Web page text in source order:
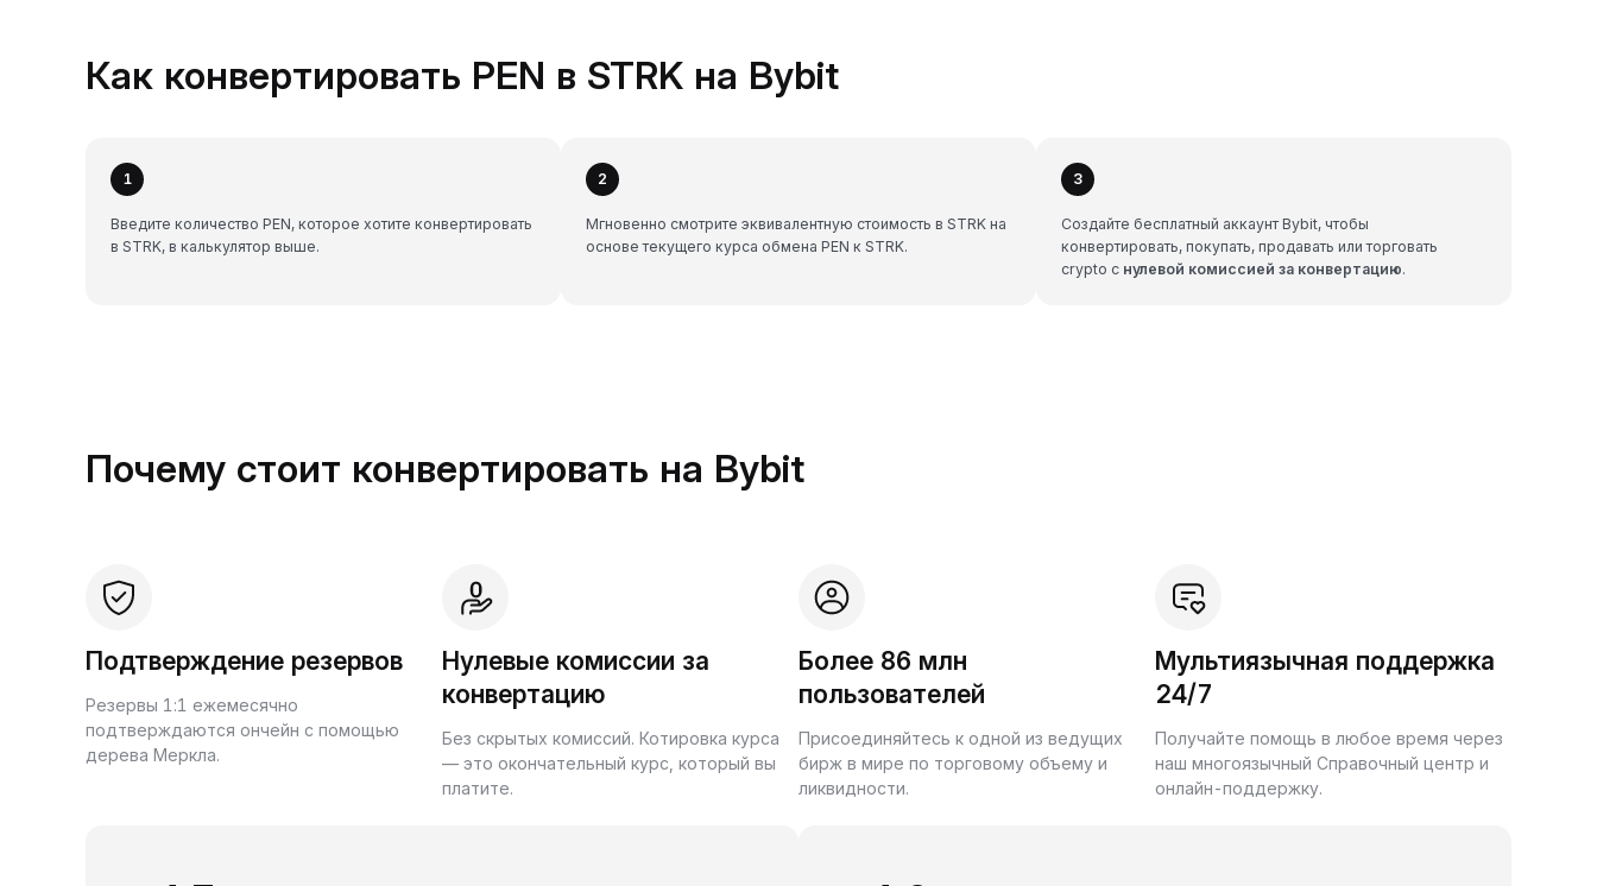
Как конвертировать PEN в STRK на Bybit
1
Введите количество PEN, которое хотите конвертировать
в STRK, в калькулятор выше.
2
Мгновенно смотрите эквивалентную стоимость в STRK на
основе текущего курса обмена PEN к STRK.
3
Создайте бесплатный аккаунт Bybit, чтобы
конвертировать, покупать, продавать или торговать
crypto с нулевой комиссией за конвертацию.
Почему стоит конвертировать на Bybit
Подтверждение резервов
Резервы 1:1 ежемесячно
подтверждаются ончейн с помощью
дерева Меркла.
Нулевые комиссии за
конвертацию
Без скрытых комиссий. Котировка курса
— это окончательный курс, который вы
платите.
Более 86 млн
пользователей
Присоединяйтесь к одной из ведущих
бирж в мире по торговому объему и
ликвидности.
Мультиязычная поддержка
24/7
Получайте помощь в любое время через
наш многоязычный Справочный центр и
онлайн-поддержку.